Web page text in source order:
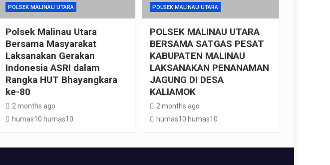
POLSEK MALINAU UTARA
Polsek Malinau Utara
Bersama Masyarakat
Laksanakan Gerakan
Indonesia ASRI dalam
Rangka HUT Bhayangkara
ke-80
2 months ago
humas10 humas10
POLSEK MALINAU UTARA
POLSEK MALINAU UTARA
BERSAMA SATGAS PESAT
KABUPATEN MALINAU
LAKSANAKAN PENANAMAN
JAGUNG DI DESA
KALIAMOK
2 months ago
humas10 humas10